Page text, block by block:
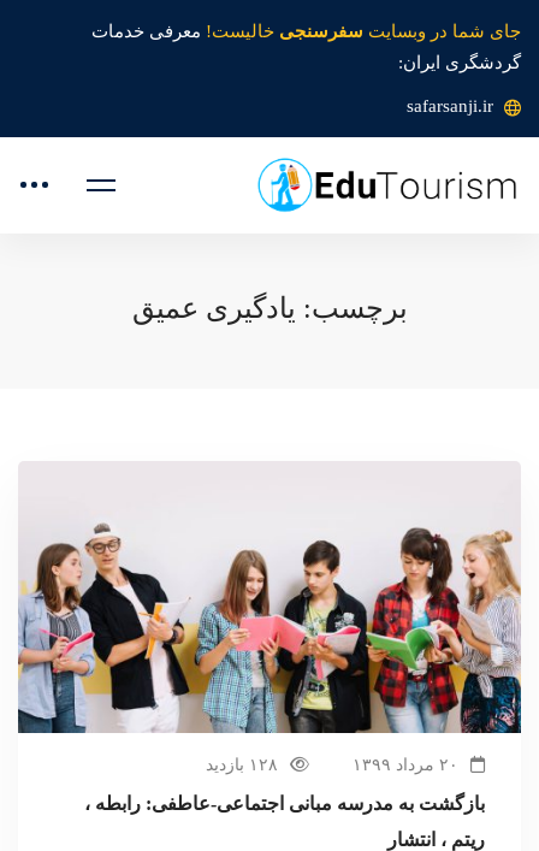
جای شما در وبسایت سفرسنجی خالیست! معرفی خدمات
گردشگری ایران:
safarsanji.ir
برچسب: یادگیری عمیق
۲۰ مرداد ۱۳۹۹ ۱۲۸ بازدید
بازگشت به مدرسه مبانی اجتماعی-عاطفی: رابطه ،
ریتم ، انتشار